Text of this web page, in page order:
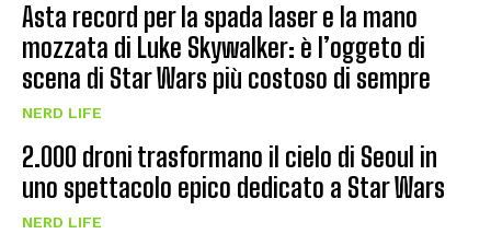
Asta record per la spada laser e la mano
mozzata di Luke Skywalker: è l’oggeto di
scena di Star Wars più costoso di sempre
NERD LIFE
2.000 droni trasformano il cielo di Seoul in
uno spettacolo epico dedicato a Star Wars
NERD LIFE